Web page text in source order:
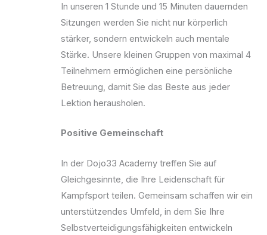
In unseren 1 Stunde und 15 Minuten dauernden
Sitzungen werden Sie nicht nur körperlich
stärker, sondern entwickeln auch mentale
Stärke. Unsere kleinen Gruppen von maximal 4
Teilnehmern ermöglichen eine persönliche
Betreuung, damit Sie das Beste aus jeder
Lektion herausholen.
Positive Gemeinschaft
In der Dojo33 Academy treffen Sie auf
Gleichgesinnte, die Ihre Leidenschaft für
Kampfsport teilen. Gemeinsam schaffen wir ein
unterstützendes Umfeld, in dem Sie Ihre
Selbstverteidigungsfähigkeiten entwickeln